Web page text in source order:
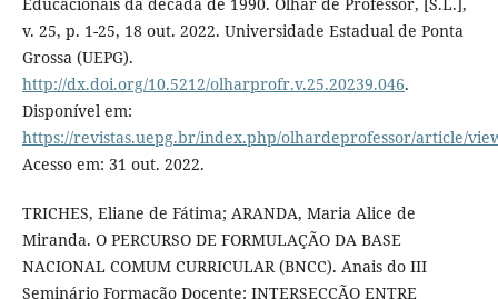
v. 25, p. 1-25, 18 out. 2022. Universidade Estadual de Ponta
Grossa (UEPG).
http://dx.doi.org/10.5212/olharprofr.v.25.20239.046.
Disponível em:
https://revistas.uepg.br/index.php/olhardeprofessor/article/
Acesso em: 31 out. 2022.
TRICHES, Eliane de Fátima; ARANDA, Maria Alice de
Miranda. O PERCURSO DE FORMULAÇÃO DA BASE
NACIONAL COMUM CURRICULAR (BNCC). Anais do III
Seminário Formação Docente: INTERSECÇÃO ENTRE